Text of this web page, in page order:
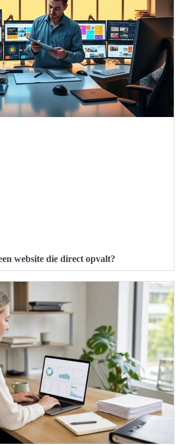
website die direct opvalt?